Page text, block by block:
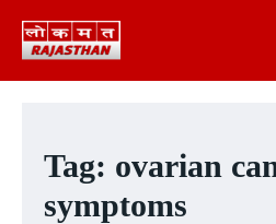
Tag: ovarian
symptoms